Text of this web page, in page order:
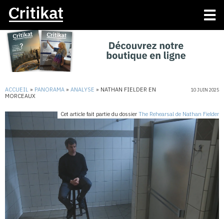
ACCUEIL » PANORAMA » ANALYSE » NATHAN FIELDER EN
MORCEAUX
10 JUIN 2025
Cet article fait partie du dossier The Rehearsal de Nathan Fielder